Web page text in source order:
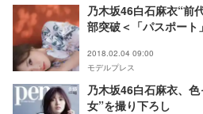
乃木坂46白石麻衣“前
部突破＜「パスポー
2018.02.04 09:00
モデルプレス
乃木坂46白石麻衣、
女”を撮り下ろし